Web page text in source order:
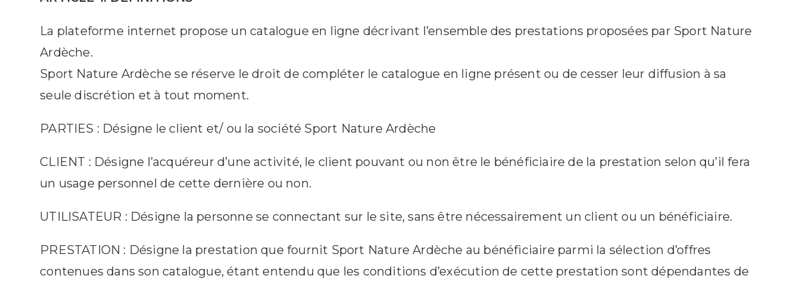
La plateforme internet propose un catalogue en ligne décrivant l’ensemble des prestations proposées par Sport Nature
Ardèche.
Sport Nature Ardèche se réserve le droit de compléter le catalogue en ligne présent ou de cesser leur diffusion à sa
seule discrétion et à tout moment.
PARTIES : Désigne le client et/ ou la société Sport Nature Ardèche
CLIENT : Désigne l’acquéreur d’une activité, le client pouvant ou non être le bénéficiaire de la prestation selon qu’il fera
un usage personnel de cette dernière ou non.
UTILISATEUR : Désigne la personne se connectant sur le site, sans être nécessairement un client ou un bénéficiaire.
PRESTATION : Désigne la prestation que fournit Sport Nature Ardèche au bénéficiaire parmi la sélection d’offres
contenues dans son catalogue, étant entendu que les conditions d’exécution de cette prestation sont dépendantes de